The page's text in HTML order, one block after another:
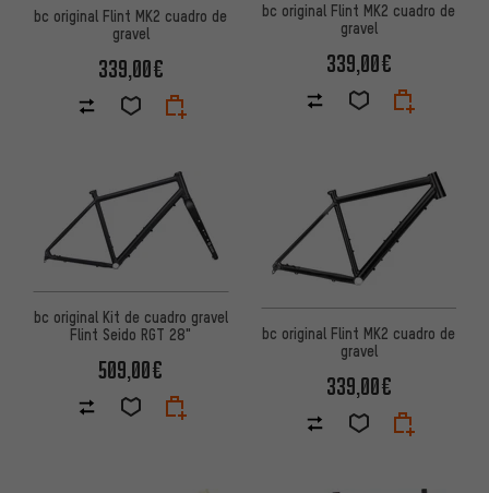
bc original Flint MK2 cuadro de
gravel
339,00€
bc original Flint MK2 cuadro de
gravel
339,00€
bc original Kit de cuadro gravel
Flint Seido RGT 28"
509,00€
bc original Flint MK2 cuadro de
gravel
339,00€